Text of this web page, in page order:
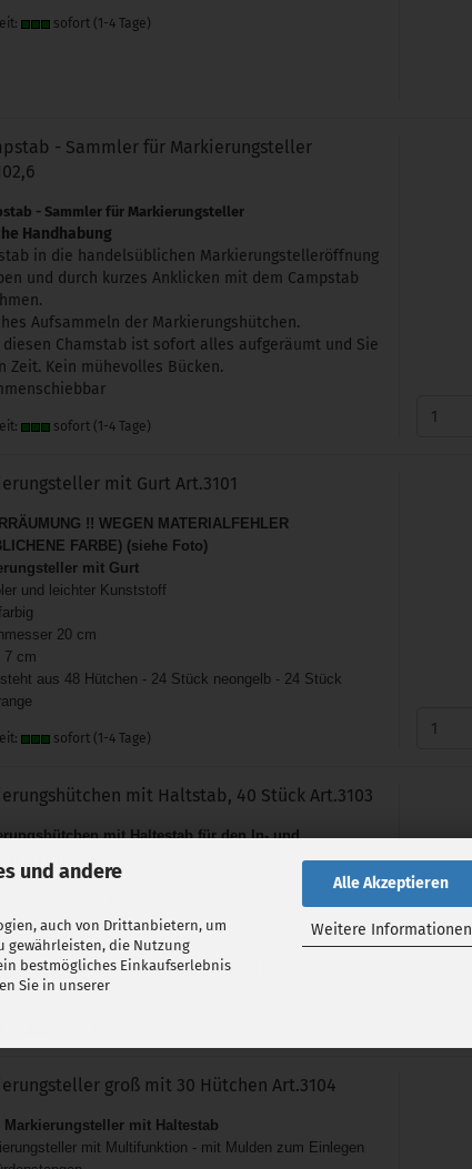
und andere
auch von Drittanbietern, um
gewährleisten, die Nutzung
bestmögliches Einkaufserlebnis
Sie in unserer
Alle Akzeptieren
Weitere Informationen
sofort (1-4 Tage)
- Sammler für Markierungsteller
- Sammler für Markierungsteller
Handhabung
in die handelsüblichen Markierungstelleröffnung
und durch kurzes Anklicken mit dem Campstab
Aufsammeln der Markierungshütchen.
diesen Chamstab ist sofort alles aufgeräumt und Sie
Zeit. Kein mühevolles Bücken.
sofort (1-4 Tage)
mit Gurt Art.3101
!! WEGEN MATERIALFEHLER
FARBE) (siehe Foto)
mit Gurt
und leichter Kunststoff
20 cm
7 cm
aus 48 Hütchen - 24 Stück neongelb - 24 Stück
sofort (1-4 Tage)
mit Haltstab, 40 Stück Art.3103
mit Haltestab für den In- und
20 cm
8 cm
aus 40 Hütchen, 10 Stück blau, 10 Stück rot, 10
10 Stück weiß
groß mit 30 Hütchen Art.3104
Markierungsteller mit Haltestab
mit Multifunktion - mit Mulden zum Einlegen